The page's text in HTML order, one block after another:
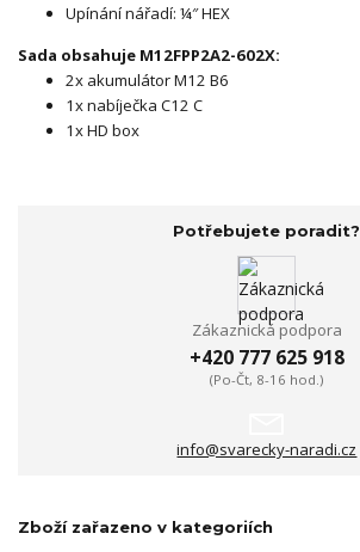
Upínání nářadí: ¼″ HEX
Sada obsahuje M12FPP2A2-602X:
2x akumulátor M12 B6
1x nabíječka C12 C
1x HD box
Potřebujete poradit?
Zákaznická podpora
+420 777 625 918
(Po-Čt, 8-16 hod.)
info@svarecky-naradi.cz
Zboží zařazeno v kategoriích